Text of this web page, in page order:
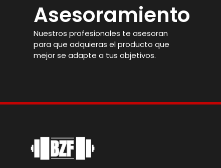
Asesoramiento
Nuestros profesionales te asesoran
para que adquieras el producto que
mejor se adapte a tus objetivos.